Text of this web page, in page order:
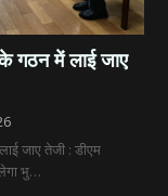
गठन में लाई जाए
जाए तेजी : डीएम
भु…